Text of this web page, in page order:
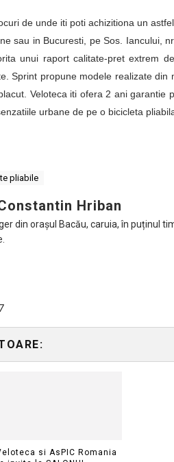
de unde iti poti achizitiona un
sau in Bucuresti, pe Sos. Iancului,
unui raport calitate-pret extrem
Sprint propune modele realizate
Veloteca iti ofera 2 ani garantie
urbane de pe o bicicleta
pliabile
Hriban
din orașul Bacău, caruia, în puținul
si AsPIC Romania